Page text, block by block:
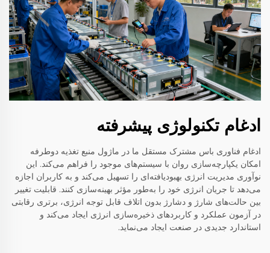
ادغام تکنولوژی پیشرفته
ادغام فناوری باس مشترک مستقل ما در ماژول منبع تغذیه دوطرفه
امکان یکپارچه‌سازی روان با سیستم‌های موجود را فراهم می‌کند. این
نوآوری مدیریت انرژی بهبودیافته‌ای را تسهیل می‌کند و به کاربران اجازه
می‌دهد تا جریان انرژی خود را به‌طور مؤثر بهینه‌سازی کنند. قابلیت تغییر
بین حالت‌های شارژ و دشارژ بدون اتلاف قابل توجه انرژی، برتری رقابتی
در آزمون عملکرد و کاربردهای ذخیره‌سازی انرژی ایجاد می‌کند و
استاندارد جدیدی در صنعت ایجاد می‌نماید.